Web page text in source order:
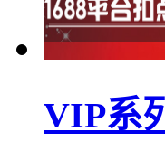
VIP系